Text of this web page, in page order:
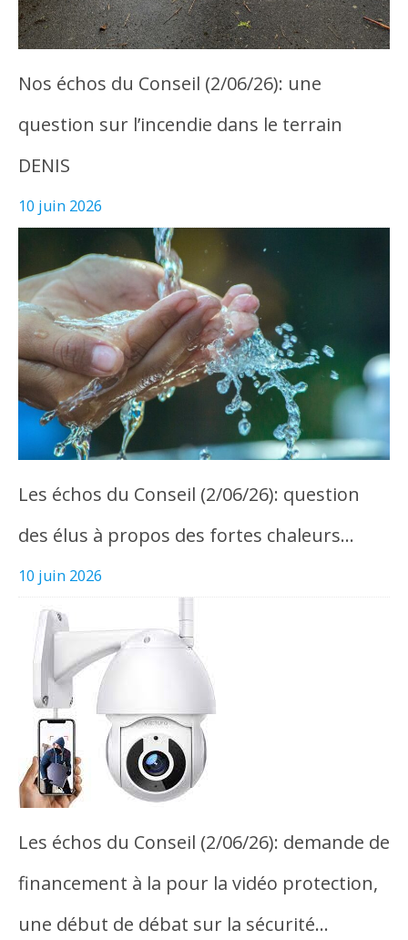
Nos échos du Conseil (2/06/26): une
question sur l’incendie dans le terrain
DENIS
10 juin 2026
Les échos du Conseil (2/06/26): question
des élus à propos des fortes chaleurs…
10 juin 2026
Les échos du Conseil (2/06/26): demande de
financement à la pour la vidéo protection,
une début de débat sur la sécurité…